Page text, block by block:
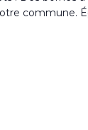
commune.